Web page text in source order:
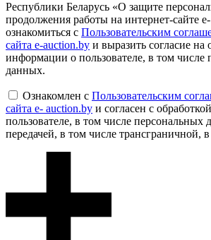
Республики Беларусь «О защите
продолжения работы на интернет-сайте
ознакомиться с Пользовательским
сайта e-auction.by и выразить согласие на
информации о пользователе, в том числе
данных.
Ознакомлен с Пользовательским
сайта e- auction.by и согласен с
пользователе, в том числе персональных
передачей, в том числе трансграничной,